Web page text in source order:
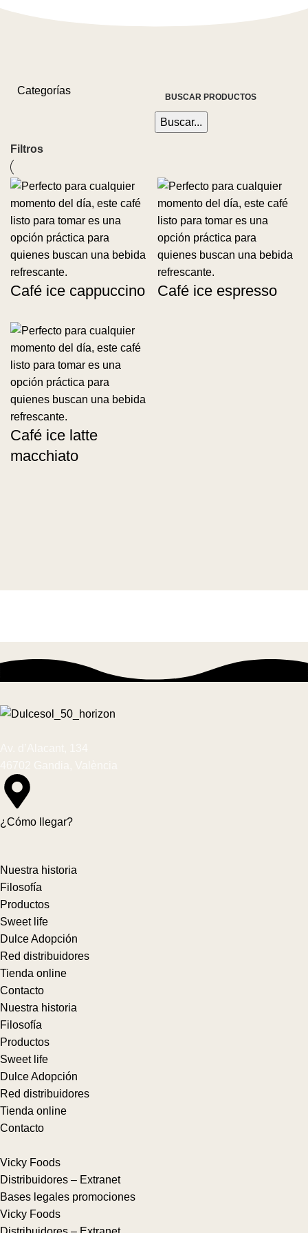
Categorías
Buscar...
Filtros
Café ice cappuccino Café ice espresso
Café ice latte
macchiato
¿Cómo llegar?
Nuestra historia
Filosofía
Productos
Sweet life
Dulce Adopción
Red distribuidores
Tienda online
Contacto
Nuestra historia
Filosofía
Productos
Sweet life
Dulce Adopción
Red distribuidores
Tienda online
Contacto
Vicky Foods
Distribuidores – Extranet
Bases legales promociones
Vicky Foods